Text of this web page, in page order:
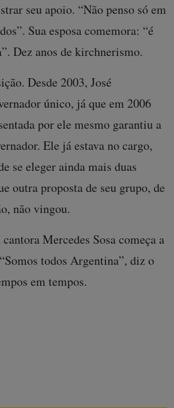
seu apoio. “Não penso só em
Sua esposa comemora: “é
Dez anos de kirchnerismo.
Desde 2003, José
único, já que em 2006
por ele mesmo garantiu a
Ele já estava no cargo,
se eleger ainda mais duas
outra proposta de seu grupo, de
não vingou.
Mercedes Sosa começa a
todos Argentina”, diz o
em tempos.